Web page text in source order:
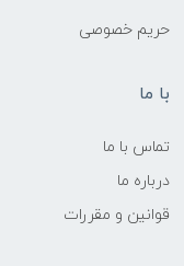
حریم خصوصی
با ما
تماس با ما
درباره ما
قوانین و مقررات